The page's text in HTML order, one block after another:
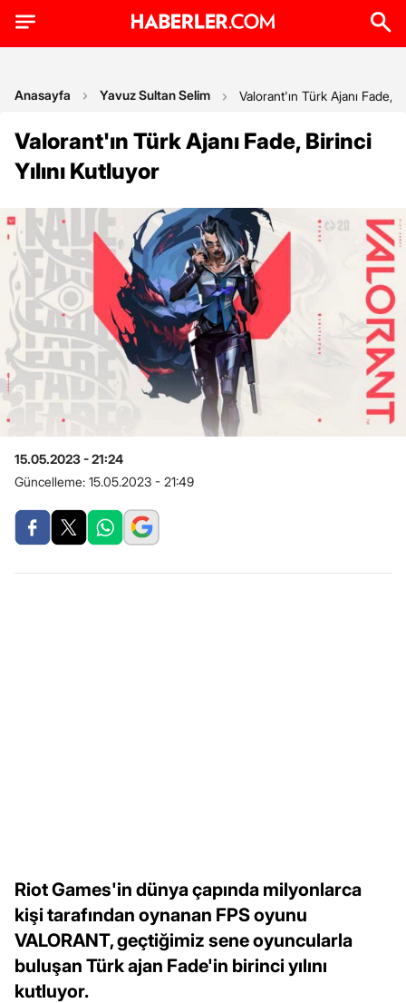
Anasayfa Yavuz Sultan Selim Valorant'ın Türk Ajanı Fade,
Valorant'ın Türk Ajanı Fade, Birinci
Yılını Kutluyor
15.05.2023 - 21:24
Güncelleme: 15.05.2023 - 21:49
Riot Games'in dünya çapında milyonlarca
kişi tarafından oynanan FPS oyunu
VALORANT, geçtiğimiz sene oyuncularla
buluşan Türk ajan Fade'in birinci yılını
kutluyor.